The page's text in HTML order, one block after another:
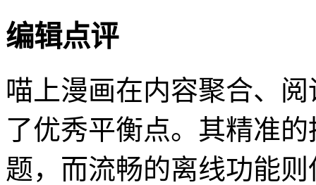
编辑点评
喵上漫画在内容聚合、
了优秀平衡点。其精准
题，而流畅的离线功能